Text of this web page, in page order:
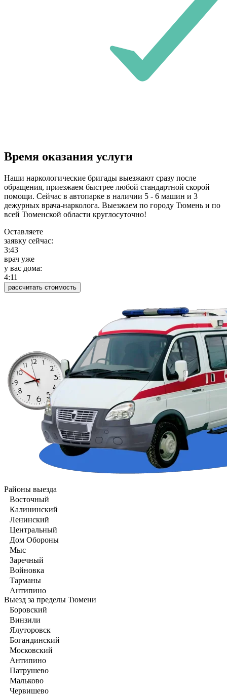
Время оказания услуги
Наши наркологические бригады выезжают сразу после
обращения, приезжаем быстрее любой стандартной скорой
помощи. Сейчас в автопарке в наличии 5 - 6 машин и 3
дежурных врача-нарколога. Выезжаем по городу Тюмень и по
всей Тюменской области круглосуточно!
Оставляете
заявку сейчас:
3:43
врач уже
у вас дома:
4:11
рассчитать стоимость
Районы выезда
Восточный
Калининский
Ленинский
Центральный
Дом Обороны
Мыс
Заречный
Войновка
Тарманы
Антипино
Выезд за пределы Тюмени
Боровский
Винзили
Ялуторовск
Богандинский
Московский
Антипино
Патрушево
Мальково
Червишево